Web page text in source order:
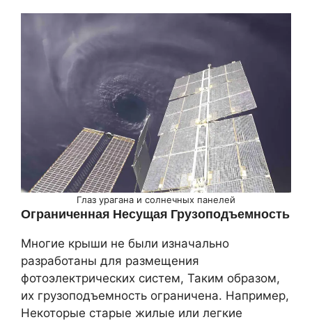
Глаз урагана и солнечных панелей
Ограниченная Несущая Грузоподъемность
Многие крыши не были изначально
разработаны для размещения
фотоэлектрических систем, Таким образом,
их грузоподъемность ограничена. Например,
Некоторые старые жилые или легкие